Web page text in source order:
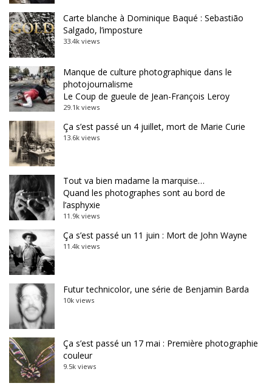
Carte blanche à Dominique Baqué : Sebastião
Salgado, l’imposture
33.4k views
Manque de culture photographique dans le
photojournalisme
Le Coup de gueule de Jean-François Leroy
29.1k views
Ça s’est passé un 4 juillet, mort de Marie Curie
13.6k views
Tout va bien madame la marquise…
Quand les photographes sont au bord de
l’asphyxie
11.9k views
Ça s’est passé un 11 juin : Mort de John Wayne
11.4k views
Futur technicolor, une série de Benjamin Barda
10k views
Ça s’est passé un 17 mai : Première photographie
couleur
9.5k views